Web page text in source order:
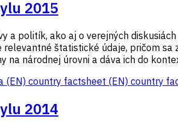
2015
politík, ako aj o verejných
štatistické údaje, pričom
na národnej úrovni a dáva ich do
(EN) country factsheet (EN) country
2014